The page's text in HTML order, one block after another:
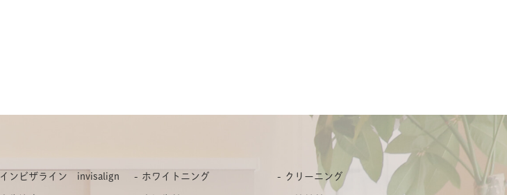
インビザライン invisalign ホワイトニング クリーニング